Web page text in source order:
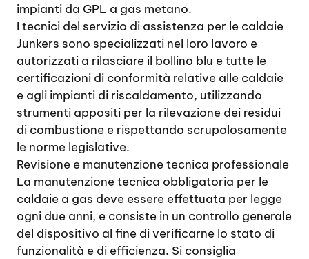
impianti da GPL a gas metano.
I tecnici del servizio di assistenza per le caldaie
Junkers sono specializzati nel loro lavoro e
autorizzati a rilasciare il bollino blu e tutte le
certificazioni di conformità relative alle caldaie
e agli impianti di riscaldamento, utilizzando
strumenti appositi per la rilevazione dei residui
di combustione e rispettando scrupolosamente
le norme legislative.
Revisione e manutenzione tecnica professionale
La manutenzione tecnica obbligatoria per le
caldaie a gas deve essere effettuata per legge
ogni due anni, e consiste in un controllo generale
del dispositivo al fine di verificarne lo stato di
funzionalità e di efficienza. Si consiglia